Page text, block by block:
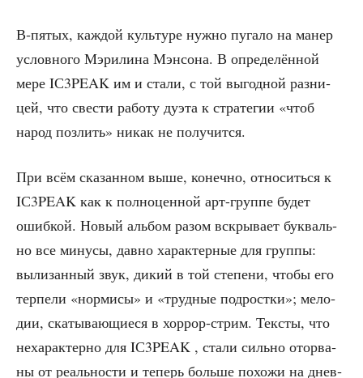
В‑пятых, каж­дой куль­ту­ре нуж­но пуга­ло на манер
услов­но­го Мэри­ли­на Мэн­со­на. В опре­де­лён­ной
мере IС3PEAK им и ста­ли, с той выгод­ной раз­ни­
цей, что све­сти рабо­ту дуэ­та к стра­те­гии «чтоб
народ позлить» никак не получится.
При всём ска­зан­ном выше, конеч­но, отно­сить­ся к
IС3PEAK как к пол­но­цен­ной арт-груп­пе будет
ошиб­кой. Новый аль­бом разом вскры­ва­ет бук­валь­
но все мину­сы, дав­но харак­тер­ные для груп­пы:
выли­зан­ный звук, дикий в той сте­пе­ни, что­бы его
тер­пе­ли «нор­ми­сы» и «труд­ные под­рост­ки»; мело­
дии, ска­ты­ва­ю­щи­е­ся в хор­рор-стрим. Тек­сты, что
неха­рак­тер­но для IС3PEAK , ста­ли силь­но ото­рва­
ны от реаль­но­сти и теперь боль­ше похо­жи на днев­